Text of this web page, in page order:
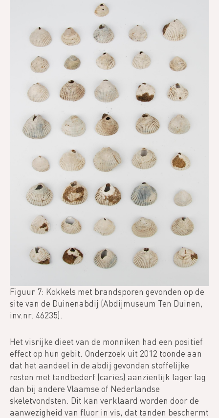
Figuur 7: Kokkels met brandsporen gevonden op de
site van de Duinenabdij (Abdijmuseum Ten Duinen,
inv.nr. 46235).
Het visrijke dieet van de monniken had een positief
effect op hun gebit. Onderzoek uit 2012 toonde aan
dat het aandeel in de abdij gevonden stoffelijke
resten met tandbederf (cariës) aanzienlijk lager lag
dan bij andere Vlaamse of Nederlandse
skeletvondsten. Dit kan verklaard worden door de
aanwezigheid van fluor in vis, dat tanden beschermt